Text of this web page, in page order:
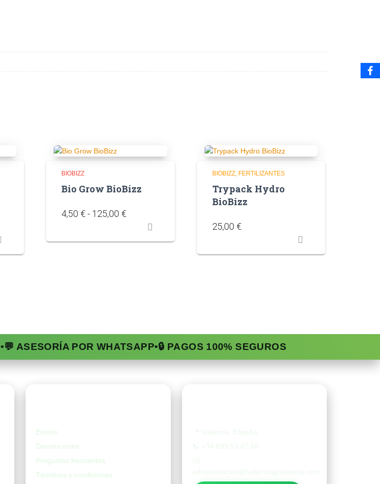
BIOBIZZ
Bio Grow BioBizz
4,50 € - 125,00 €
BIOBIZZ FERTILIZANTES
Trypack Hydro
BioBizz
25,00 €
•💬 ASESORÍA POR WHATSAPP•🔒 PAGOS 100% SEGUROS
Envíos
Devoluciones
Preguntas frecuentes
Términos y condiciones